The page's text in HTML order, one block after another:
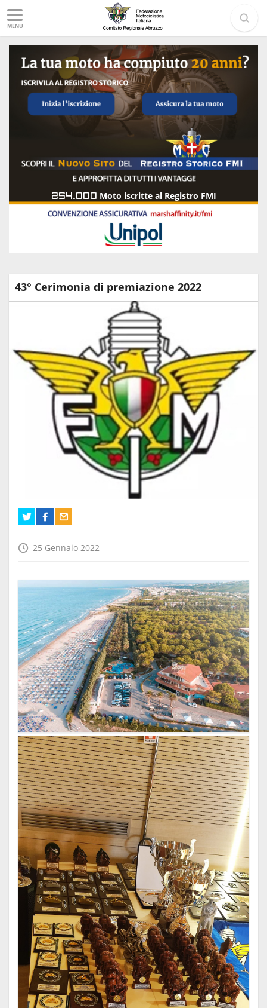
MENU
254.000 Moto iscritte al Registro FMI
43° Cerimonia di premiazione 2022
25 Gennaio 2022